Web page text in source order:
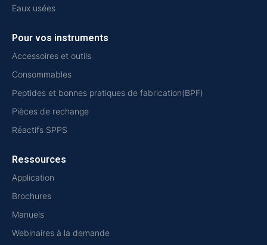
Eaux usées
Pour vos instruments
Accessoires et outils
Consommables
Peptides et bonnes pratiques de fabrication(BPF)
Pièces de rechange
Réactifs SPPS
Ressources
Application
Brochures
Manuels
Webinaires à la demande